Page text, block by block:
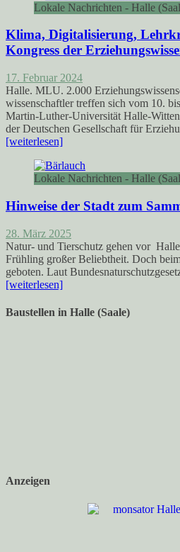
Lokale Nachrichten - Halle
Klima, Digitalisierung,
Kongress der
17. Februar 2024
Halle. MLU. 2.000
wissenschaftler treffen sich vom 10.
Martin-Luther-Universität Halle-
der Deutschen Gesellschaft für
[weiterlesen]
Lokale Nachrichten - Halle
Hinweise der Stadt zum
28. März 2025
Natur- und Tierschutz gehen vor
Frühling großer Beliebtheit. Doch
geboten. Laut
[weiterlesen]
Baustellen in Halle (Saale)
Anzeigen